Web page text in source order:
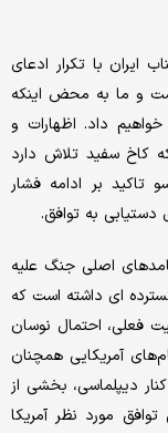
میناب ایران با تکرار ادعای
و ما به محض اینکه
داد. اظهارات و
کاخ سفید تلاش دارد
تاکید بر ادامه فشار
دستیابی به توافق.
اصلی جنگ علیه
ای داشته است که
فعلی، احتمال نوسان
آمریکایی همچنان
دیپلماسی، بخشی از
توافق مورد نظر آمریکا